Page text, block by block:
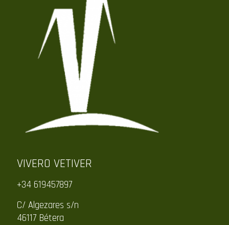
VIVERO VETIVER
+34 619457897
C/ Algezares s/n
46117 Bétera